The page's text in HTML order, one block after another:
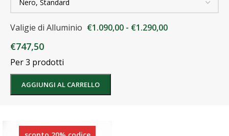
Valigie di Alluminio €1.090,00 - €1.290,00
€747,50
Per 3 prodotti
AGGIUNGI AL CARRELLO